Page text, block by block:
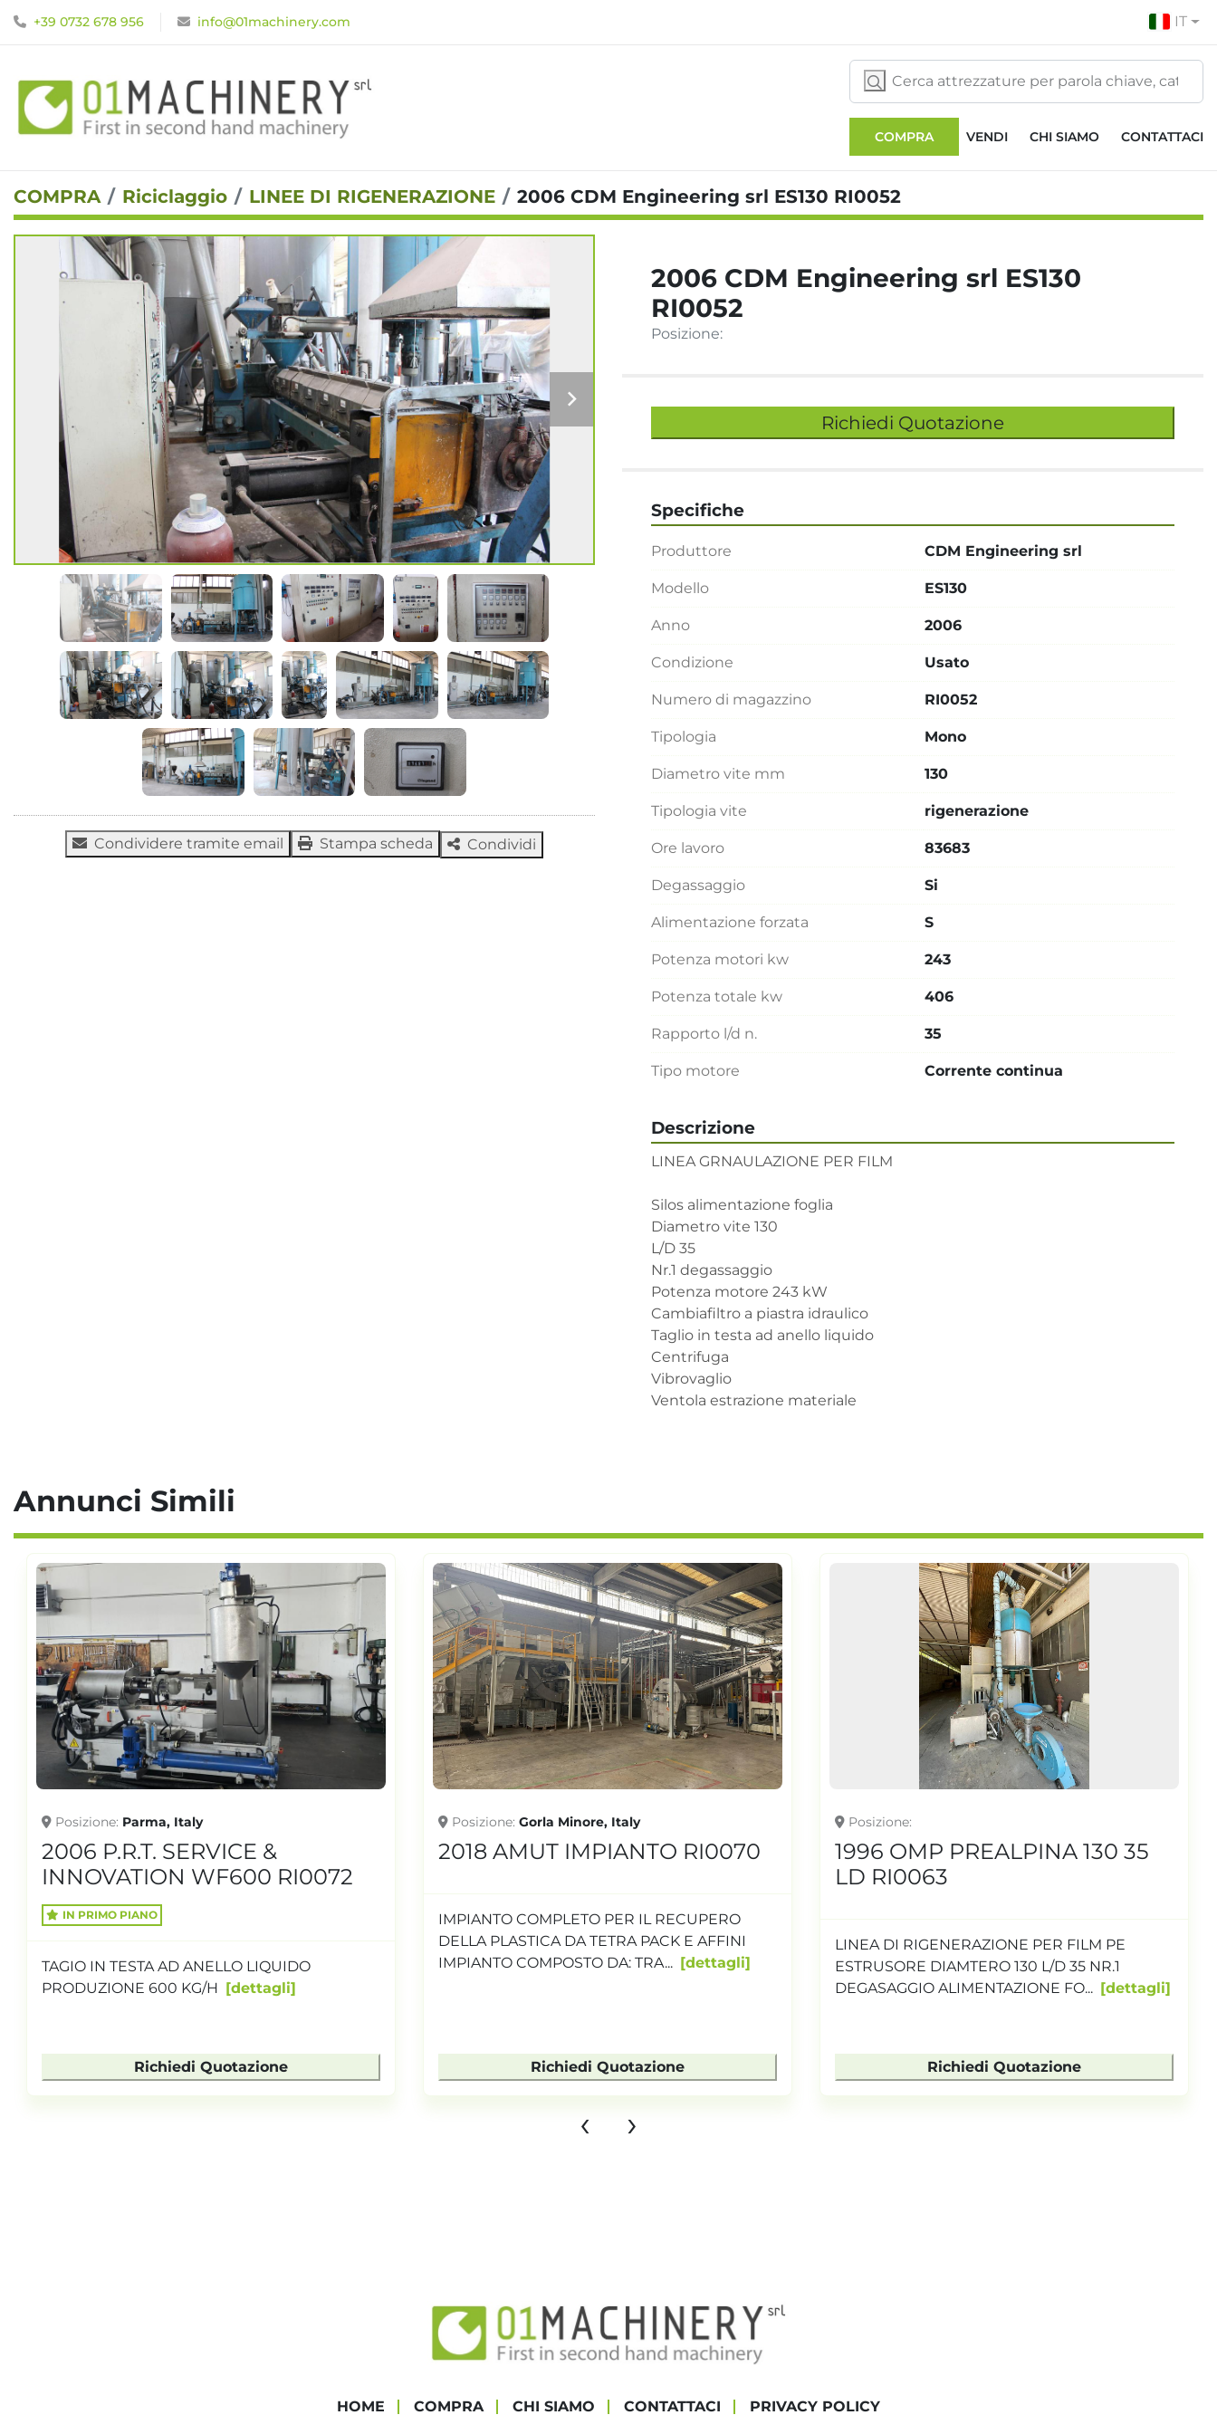
+39 0732 678 956 info@01machinery.com IT
COMPRA VENDI CHI SIAMO CONTATTACI
COMPRA Riciclaggio LINEE DI RIGENERAZIONE 2006 CDM Engineering srl ES130 RI0052
Condividere tramite email Stampa scheda Condividi
2006 CDM Engineering srl ES130
RI0052
Posizione:
Richiedi Quotazione
Descrizione
LINEA GRNAULAZIONE PER FILM
Silos alimentazione foglia
Diametro vite 130
L/D 35
Nr.1 degassaggio
Potenza motore 243 kW
Cambiafiltro a piastra idraulico
Taglio in testa ad anello liquido
Centrifuga
Vibrovaglio
Ventola estrazione materiale
Specifiche
Produttore CDM Engineering srl
Modello ES130
Anno 2006
Condizione Usato
Numero di magazzino RI0052
Tipologia Mono
Diametro vite mm 130
Tipologia vite rigenerazione
Ore lavoro 83683
Degassaggio Si
Alimentazione forzata S
Potenza motori kw 243
Potenza totale kw 406
Rapporto l/d n. 35
Tipo motore Corrente continua
Annunci Simili
Posizione Gorla Minore, Italy
2018 AMUT IMPIANTO RI0070
IMPIANTO COMPLETO PER IL RECUPERO
IMPIANTO COMPOSTO DA: TRA...
dettagli
Richiedi Quotazione
Posizione
1996 OMP PREALPINA 130 35
LINEA DI RIGENERAZIONE PER FILM PE
ESTRUSORE DIAMTERO 130 L/D 35 NR.1
Richiedi Quotazione
Posizione
2014 CDM Engineering srl
ES130 RI0053
LINEA GRNAULAZIONE PER FILM Silos
alimentazione foglia Diametro vite 130 L/D 40
Doppio degasaggio...
dettagli
Richiedi Quotazione
‹ ›
HOME COMPRA CHI SIAMO CONTATTACI PRIVACY POLICY